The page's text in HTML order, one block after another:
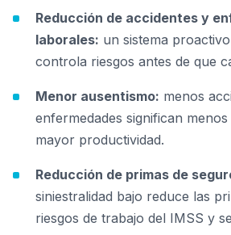
Reducción de accidentes y
laborales: un sistema
controla riesgos antes de que
Menor ausentismo: menos
enfermedades significan
mayor productividad.
Reducción de primas de
siniestralidad bajo reduce las
riesgos de trabajo del IMSS y